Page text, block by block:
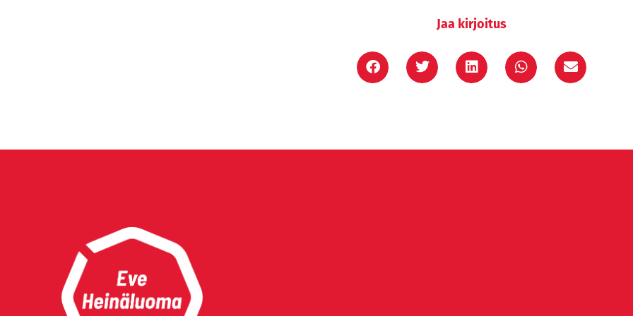
Jaa kirjoitus